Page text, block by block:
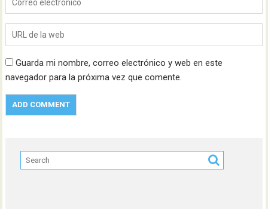
Guarda mi nombre, correo electrónico y web en este
navegador para la próxima vez que comente.